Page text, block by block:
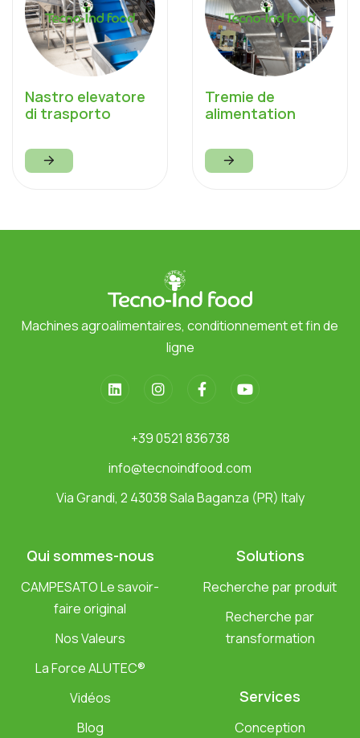
Nastro elevatore
di trasporto
Tremie de
alimentation
Machines agroalimentaires, conditionnement et fin de
ligne
+39 0521 836738
info@tecnoindfood.com
Via Grandi, 2 43038 Sala Baganza (PR) Italy
Qui sommes-nous
CAMPESATO Le savoir-
faire original
Nos Valeurs
La Force ALUTEC®
Vidéos
Blog
Solutions
Recherche par produit
Recherche par
transformation
Services
Conception